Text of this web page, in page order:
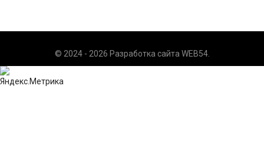
© 2024 - 2026 Разработка сайта WEB54.